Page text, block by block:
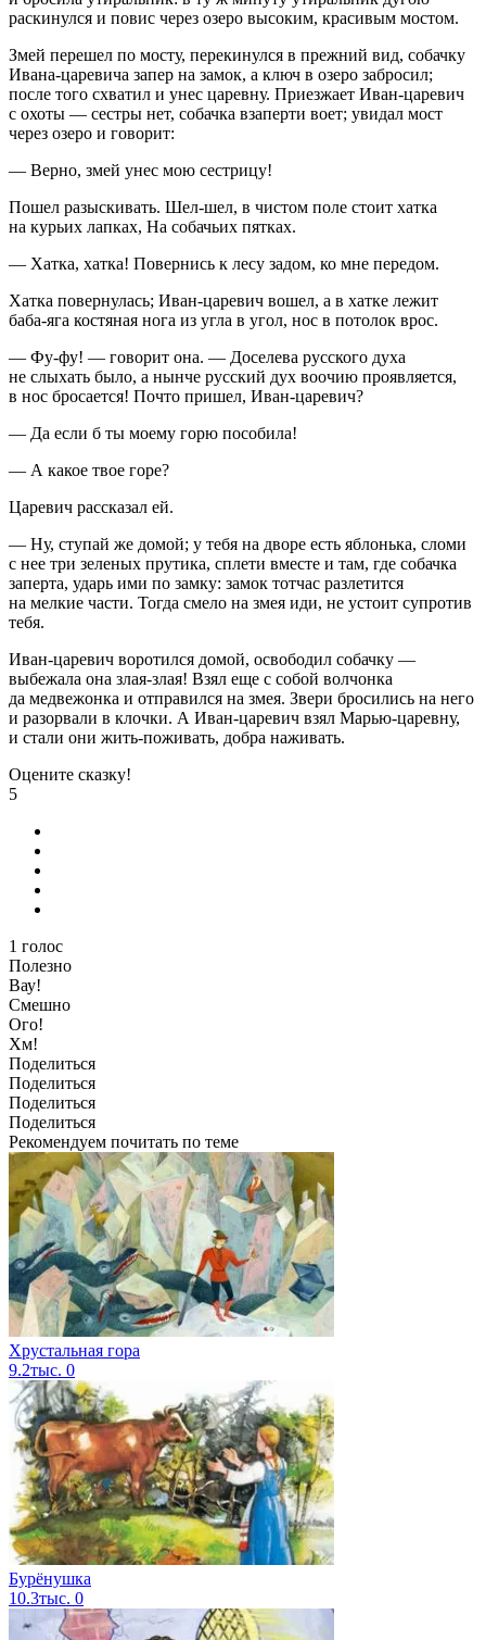
раскинулся и повис через озеро высоким, красивым мостом.
Змей перешел по мосту, перекинулся в прежний вид, собачку
Ивана-царевича запер на замок, а ключ в озеро забросил;
после того схватил и унес царевну. Приезжает Иван-царевич
с охоты — сестры нет, собачка взаперти воет; увидал мост
через озеро и говорит:
— Верно, змей унес мою сестрицу!
Пошел разыскивать. Шел-шел, в чистом поле стоит хатка
на курьих лапках, На собачьих пятках.
— Хатка, хатка! Повернись к лесу задом, ко мне передом.
Хатка повернулась; Иван-царевич вошел, а в хатке лежит
баба-яга костяная нога из угла в угол, нос в потолок врос.
— Фу-фу! — говорит она. — Доселева русского духа
не слыхать было, а нынче русский дух воочию проявляется,
в нос бросается! Почто пришел, Иван-царевич?
— Да если б ты моему горю пособила!
— А какое твое горе?
Царевич рассказал ей.
— Ну, ступай же домой; у тебя на дворе есть яблонька, сломи
с нее три зеленых прутика, сплети вместе и там, где собачка
заперта, ударь ими по замку: замок тотчас разлетится
на мелкие части. Тогда смело на змея иди, не устоит супротив
тебя.
Иван-царевич воротился домой, освободил собачку —
выбежала она злая-злая! Взял еще с собой волчонка
да медвежонка и отправился на змея. Звери бросились на него
и разорвали в клочки. А Иван-царевич взял Марью-царевну,
и стали они жить-поживать, добра наживать.
Оцените сказку!
5
1 голос
Полезно
Вау!
Смешно
Ого!
Хм!
Поделиться
Поделиться
Поделиться
Поделиться
Рекомендуем почитать по теме
Хрустальная гора
9.2тыс. 0
Бурёнушка
10.3тыс. 0